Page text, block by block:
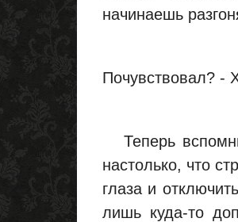
начинаешь
Почувствовал? -
Теперь
настолько, что
глаза и
лишь куда-то